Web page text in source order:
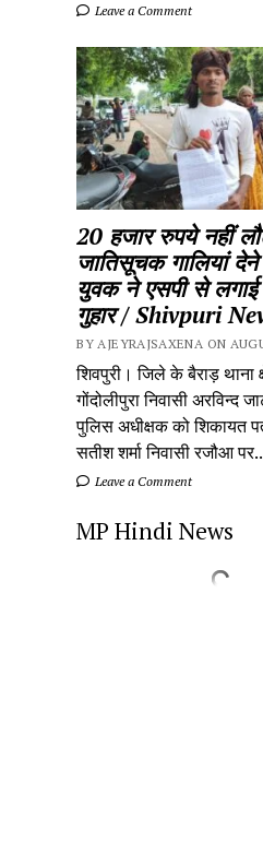
Leave a Comment
20 हजार रुपये नहीं
जातिसूचक गालियां
युवक ने एसपी से लगाई
गुहार / Shivpuri
BY AJEYRAJSAXENA ON
शिवपुरी। जिले के बैराड़ थाना
गोंदोलीपुरा निवासी अरविन्द
पुलिस अधीक्षक को शिकायत
सतीश शर्मा निवासी रजौआ
Leave a Comment
MP Hindi News